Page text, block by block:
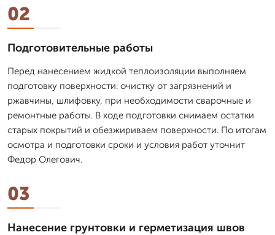
02
Подготовительные работы
Перед нанесением жидкой теплоизоляции выполняем
подготовку поверхности: очистку от загрязнений и
ржавчины, шлифовку, при необходимости сварочные и
ремонтные работы. В ходе подготовки снимаем остатки
старых покрытий и обезжириваем поверхности. По итогам
осмотра и подготовки сроки и условия работ уточнит
Федор Олегович.
03
Нанесение грунтовки и герметизация швов